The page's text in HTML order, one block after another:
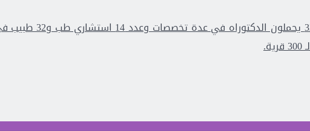
83 حاملي مؤهلات